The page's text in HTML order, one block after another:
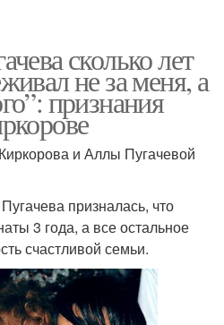
сколько лет
не за меня, а
признания
и Аллы Пугачевой
призналась, что
3 года, а все остальное
счастливой семьи.